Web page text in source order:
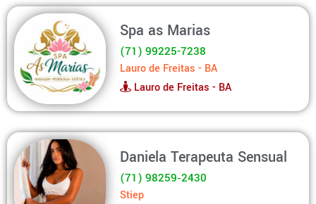
Spa as Marias
(71) 99225-7238
Lauro de Freitas - BA
Lauro de Freitas - BA
Daniela Terapeuta Sensual
(71) 98259‑2430
Stiep